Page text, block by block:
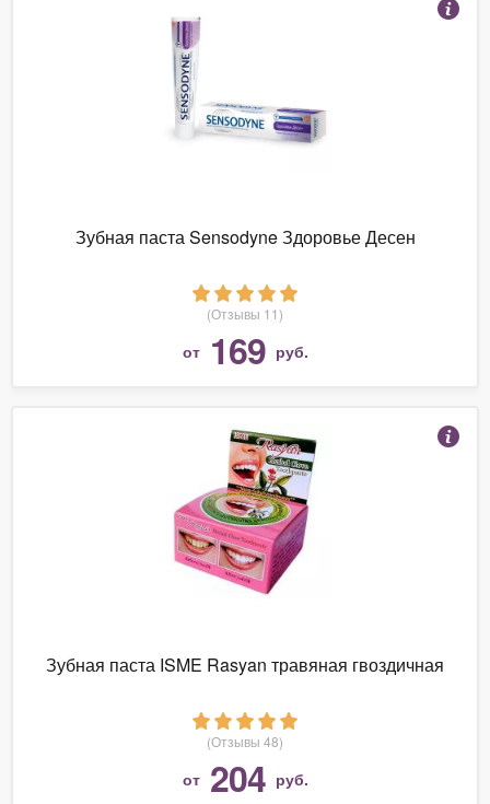
Зубная паста Sensodyne Здоровье Десен
(Отзывы 11)
от 169 руб.
Зубная паста ISME Rasyan травяная гвоздичная
(Отзывы 48)
от 204 руб.